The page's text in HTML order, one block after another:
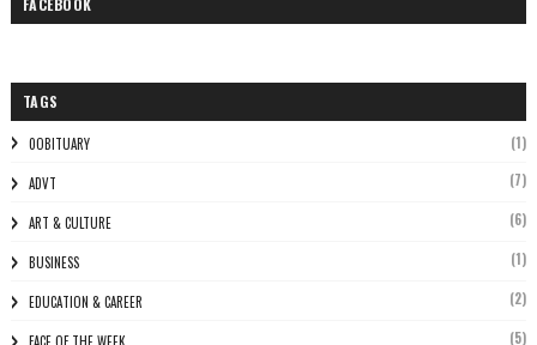
FACEBOOK
TAGS
0OBITUARY (1)
ADVT (7)
ART & CULTURE (6)
BUSINESS (1)
EDUCATION & CAREER (2)
(5)